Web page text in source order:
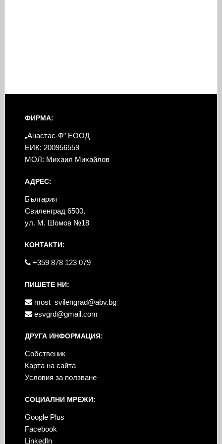
ФИРМА:
„Анастас-Ф” ЕООД
ЕИК: 200956559
МОЛ: Михаил Михайлов
АДРЕС:
България
Свиленград 6500,
ул. М. Шомов №18
КОНТАКТИ:
+359 878 123 079
ПИШЕТЕ НИ:
most_svilengrad@abv.bg
esvgrd@gmail.com
ДРУГА ИНФОРМАЦИЯ:
Собственик
Карта на сайта
Условия за ползване
СОЦИАЛНИ МРЕЖИ:
Google Plus
Facebook
LinkedIn